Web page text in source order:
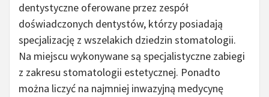
dentystyczne oferowane przez zespół
doświadczonych dentystów, którzy posiadają
specjalizację z wszelakich dziedzin stomatologii.
Na miejscu wykonywane są specjalistyczne zabiegi
z zakresu stomatologii estetycznej. Ponadto
można liczyć na najmniej inwazyjną medycynę